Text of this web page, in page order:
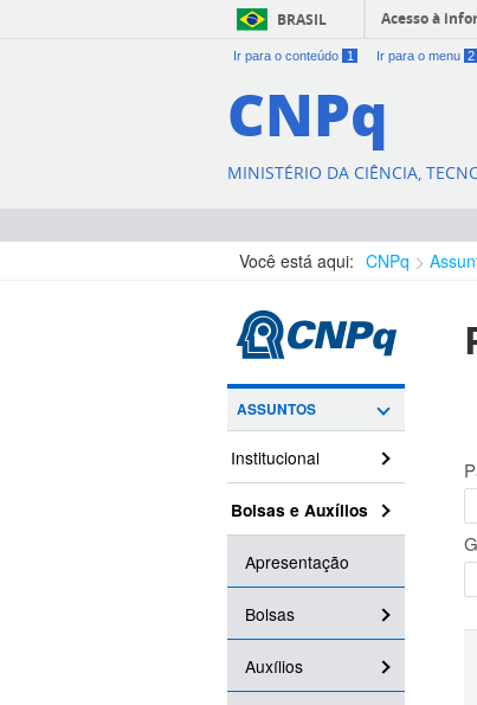
BRASIL Acesso à
Ir para o conteúdo 1 Ir para o menu 2
CNPq
MINISTÉRIO DA CIÊNCIA,
Você está aqui: CNPq
ASSUNTOS
Institucional
Bolsas e Auxílios
Apresentação
Bolsas
Auxílios